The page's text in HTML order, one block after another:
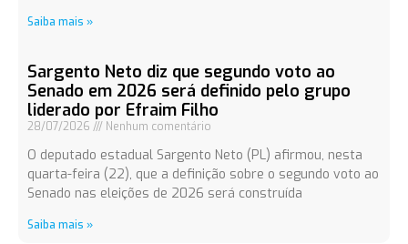
Saiba mais »
Sargento Neto diz que segundo voto ao
Senado em 2026 será definido pelo grupo
liderado por Efraim Filho
28/07/2026 Nenhum comentário
O deputado estadual Sargento Neto (PL) afirmou, nesta
quarta-feira (22), que a definição sobre o segundo voto ao
Senado nas eleições de 2026 será construída
Saiba mais »